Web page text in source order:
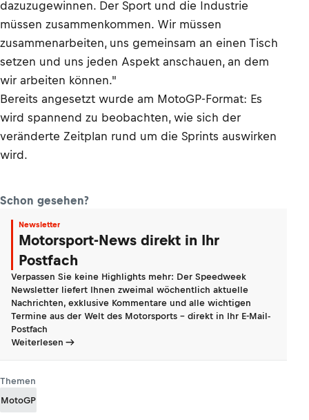
dazuzugewinnen. Der Sport und die Industrie
müssen zusammenkommen. Wir müssen
zusammenarbeiten, uns gemeinsam an einen Tisch
setzen und uns jeden Aspekt anschauen, an dem
wir arbeiten können."
Bereits angesetzt wurde am MotoGP-Format: Es
wird spannend zu beobachten, wie sich der
veränderte Zeitplan rund um die Sprints auswirken
wird.
Schon gesehen?
Newsletter
Motorsport-News direkt in Ihr
Postfach
Verpassen Sie keine Highlights mehr: Der Speedweek
Newsletter liefert Ihnen zweimal wöchentlich aktuelle
Nachrichten, exklusive Kommentare und alle wichtigen
Termine aus der Welt des Motorsports - direkt in Ihr E-Mail-
Postfach
Weiterlesen
Themen
MotoGP